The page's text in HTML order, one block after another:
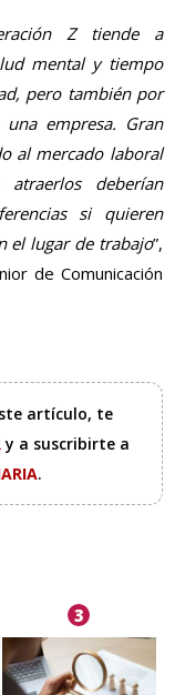
Z tiende a
mental y tiempo
pero también por
empresa. Gran
al mercado laboral
deberían
si quieren
el lugar de trabajo”,
de Comunicación
artículo, te
y a suscribirte a
.
3